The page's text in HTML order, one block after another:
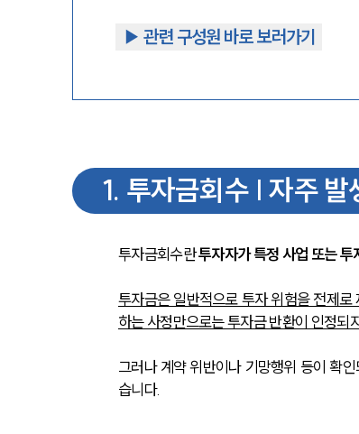
▶︎ 관련 구성원 바로 보러가기
1. 투자금회수 | 자주 발
투자금회수란 투자자가 특정 사업 또는
투자금은 일반적으로 투자 위험을 전제
하는 사정만으로는 투자금 반환이 인정되
그러나 계약 위반이나 기망행위 등이 확
습니다.